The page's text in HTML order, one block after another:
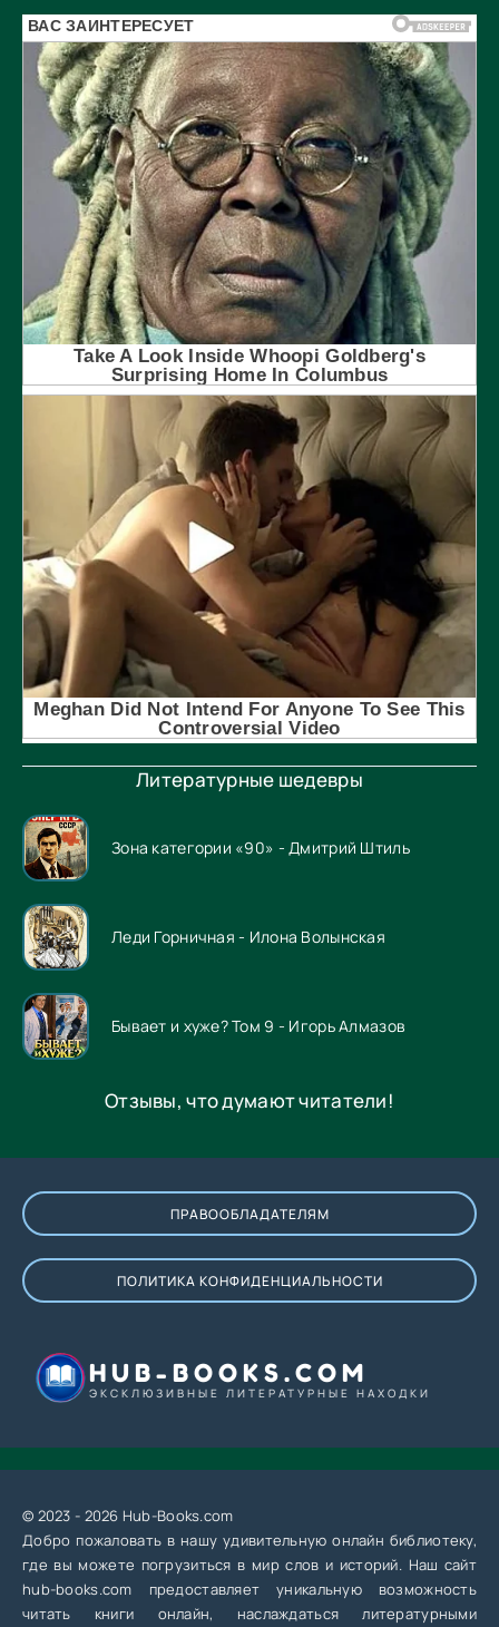
Литературные шедевры
Зона категории «90» - Дмитрий Штиль
Леди Горничная - Илона Волынская
Бывает и хуже? Том 9 - Игорь Алмазов
Отзывы, что думают читатели!
ПРАВООБЛАДАТЕЛЯМ
ПОЛИТИКА КОНФИДЕНЦИАЛЬНОСТИ
HUB-BOOKS.COM
ЭКСКЛЮЗИВНЫЕ ЛИТЕРАТУРНЫЕ НАХОДКИ
© 2023 - 2026 Hub-Books.com
Добро пожаловать в нашу удивительную онлайн библиотеку,
где вы можете погрузиться в мир слов и историй. Наш сайт
hub-books.com предоставляет уникальную возможность
читать книги онлайн, наслаждаться литературными